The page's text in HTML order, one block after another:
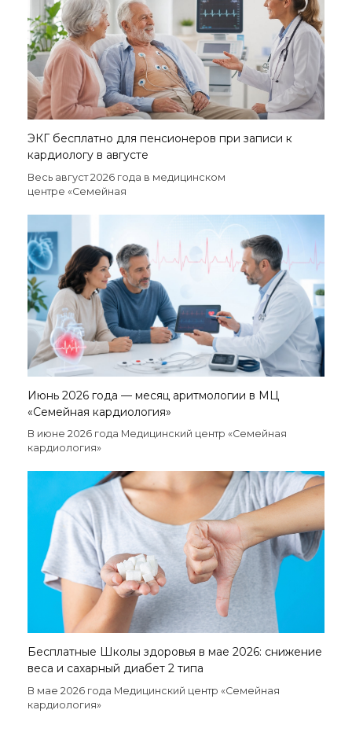
ЭКГ бесплатно для пенсионеров при записи к
кардиологу в августе
Весь август 2026 года в медицинском
центре «Семейная
Июнь 2026 года — месяц аритмологии в МЦ
«Семейная кардиология»
В июне 2026 года Медицинский центр «Семейная
кардиология»
Бесплатные Школы здоровья в мае 2026: снижение
веса и сахарный диабет 2 типа
В мае 2026 года Медицинский центр «Семейная
кардиология»